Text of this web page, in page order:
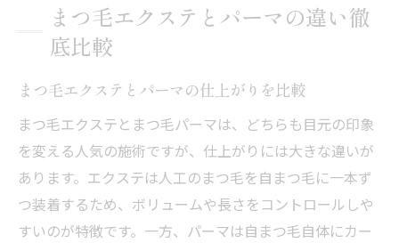
まつ毛エクステとパーマの違い徹
底比較
まつ毛エクステとパーマの仕上がりを比較
まつ毛エクステとまつ毛パーマは、どちらも目元の印象
を変える人気の施術ですが、仕上がりには大きな違いが
あります。エクステは人工のまつ毛を自まつ毛に一本ず
つ装着するため、ボリュームや長さをコントロールしや
すいのが特徴です。一方、パーマは自まつ毛自体にカー